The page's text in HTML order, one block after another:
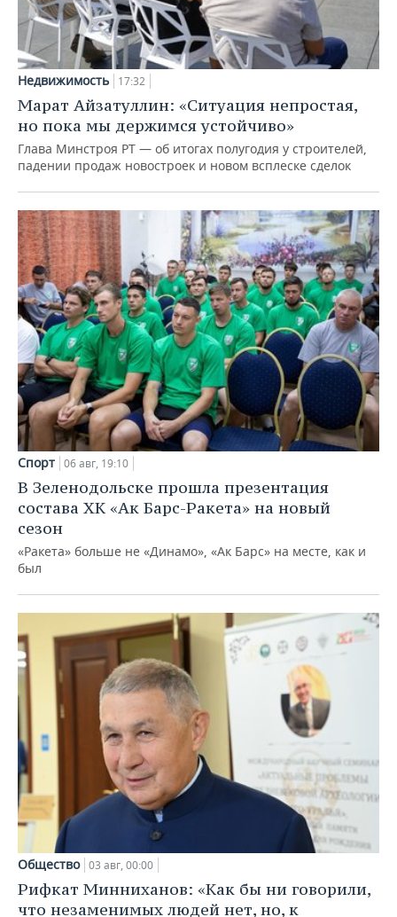
Недвижимость 17:32
Марат Айзатуллин: «Ситуация непростая,
но пока мы держимся устойчиво»
Глава Минстроя РТ — об итогах полугодия у строителей,
падении продаж новостроек и новом всплеске сделок
Спорт 06 авг, 19:10
В Зеленодольске прошла презентация
состава ХК «Ак Барс-Ракета» на новый
сезон
«Ракета» больше не «Динамо», «Ак Барс» на месте, как и
был
Общество 03 авг, 00:00
Рифкат Минниханов: «Как бы ни говорили,
что незаменимых людей нет, но, к